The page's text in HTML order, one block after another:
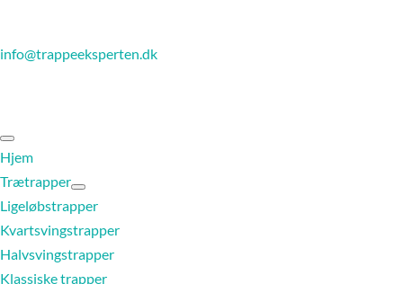
info@trappeeksperten.dk
Hjem
Trætrapper
Ligeløbstrapper
Kvartsvingstrapper
Halvsvingstrapper
Klassiske trapper